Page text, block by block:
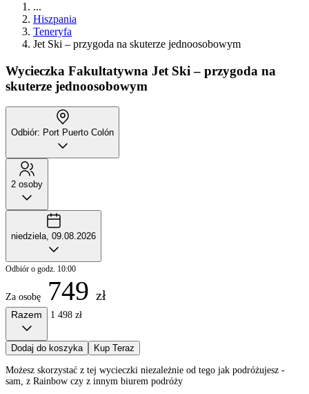
...
Hiszpania
Teneryfa
Jet Ski – przygoda na skuterze jednoosobowym
Wycieczka Fakultatywna Jet Ski – przygoda na
skuterze jednoosobowym
Odbiór: Port Puerto Colón
2 osoby
niedziela, 09.08.2026
Odbiór o godz. 10:00
Za osobę 749 zł
Razem 1 498 zł
Dodaj do koszyka Kup Teraz
Możesz skorzystać z tej wycieczki niezależnie od tego jak podróżujesz -
sam, z Rainbow czy z innym biurem podróży